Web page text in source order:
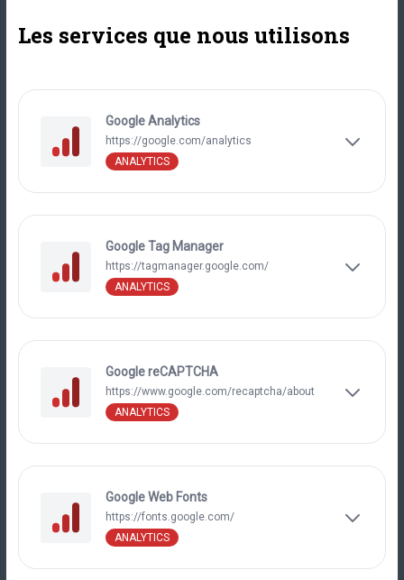
Les services que nous utilisons
Google Analytics
https://google.com/analytics
ANALYTICS
Google Tag Manager
https://tagmanager.google.com/
ANALYTICS
Google reCAPTCHA
https://www.google.com/recaptcha/about
ANALYTICS
Google Web Fonts
https://fonts.google.com/
ANALYTICS